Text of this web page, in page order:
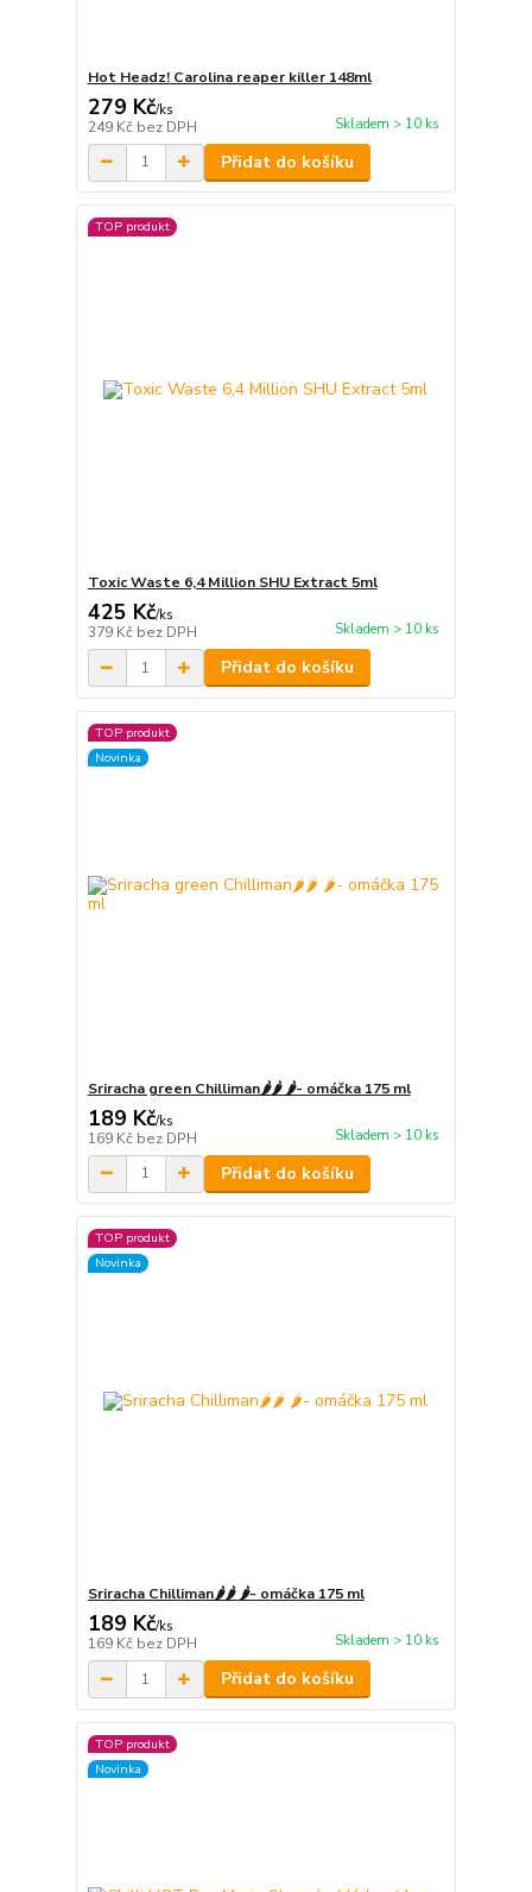
Hot Headz! Carolina reaper killer 148ml
279 Kč/ks
249 Kč bez DPH Skladem > 10 ks
Přidat do košíku
TOP produkt
Toxic Waste 6,4 Million SHU Extract 5ml
425 Kč/ks
379 Kč bez DPH Skladem > 10 ks
Přidat do košíku
TOP produkt
Novinka
Sriracha green Chilliman🌶️🌶️ 🌶️- omáčka 175 ml
189 Kč/ks
169 Kč bez DPH Skladem > 10 ks
Přidat do košíku
TOP produkt
Novinka
Sriracha Chilliman🌶️🌶️ 🌶️- omáčka 175 ml
189 Kč/ks
169 Kč bez DPH Skladem > 10 ks
Přidat do košíku
TOP produkt
Novinka